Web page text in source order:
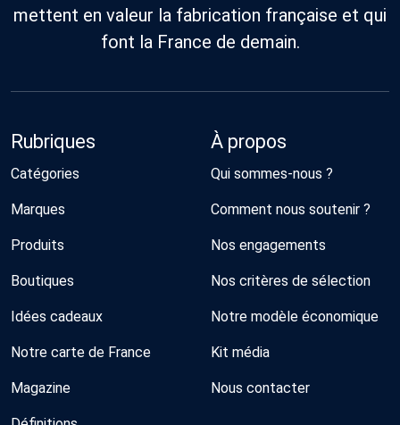
mettent en valeur la fabrication française et qui
font la France de demain.
Rubriques
Catégories
Marques
Produits
Boutiques
Idées cadeaux
Notre carte de France
Magazine
À propos
Qui sommes-nous ?
Comment nous soutenir ?
Nos engagements
Nos critères de sélection
Notre modèle économique
Kit média
Nous contacter